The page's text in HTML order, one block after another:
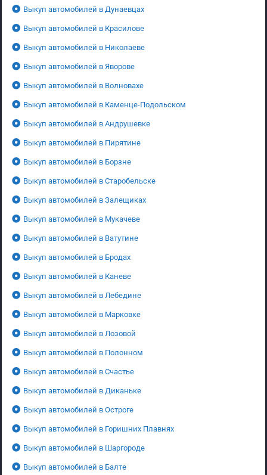
Выкуп автомобилей в Дунаевцах
Выкуп автомобилей в Красилове
Выкуп автомобилей в Николаеве
Выкуп автомобилей в Яворове
Выкуп автомобилей в Волновахе
Выкуп автомобилей в Каменце-Подольском
Выкуп автомобилей в Андрушевке
Выкуп автомобилей в Пирятине
Выкуп автомобилей в Борзне
Выкуп автомобилей в Старобельске
Выкуп автомобилей в Залещиках
Выкуп автомобилей в Мукачеве
Выкуп автомобилей в Ватутине
Выкуп автомобилей в Бродах
Выкуп автомобилей в Каневе
Выкуп автомобилей в Лебедине
Выкуп автомобилей в Марковке
Выкуп автомобилей в Лозовой
Выкуп автомобилей в Полонном
Выкуп автомобилей в Счастье
Выкуп автомобилей в Диканьке
Выкуп автомобилей в Остроге
Выкуп автомобилей в Горишних Плавнях
Выкуп автомобилей в Шаргороде
Выкуп автомобилей в Балте